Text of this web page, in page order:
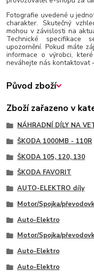
Fotografie uvedené u
charakter. Skutečný
mohou v závislosti na
Technické specifikace
upozornění. Pokud máte
informace o výrobci,
neváhejte nás kontaktovat
Původ zboží
Zboží zařazeno v
NÁHRADNÍ DÍLY NA
ŠKODA 1000MB - 110R
ŠKODA 105, 120, 130
ŠKODA FAVORIT
AUTO-ELEKTRO díly
Motor/Spojka/
Auto-Elektro
Motor/Spojka/
Auto-Elektro
Auto-Elektro